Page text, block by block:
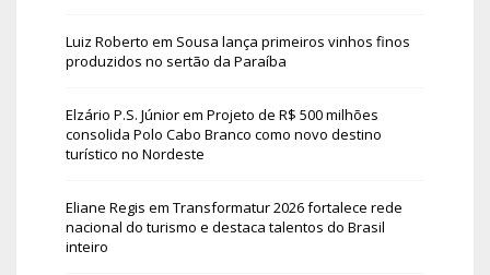
Luiz Roberto em Sousa lança primeiros vinhos finos
produzidos no sertão da Paraíba
Elzário P.S. Júniorem Projeto de R$ 500 milhões
consolida Polo Cabo Branco como novo destino
turístico no Nordeste
Eliane Regis em Transformatur 2026 fortalece rede
nacional do turismo e destaca talentos do Brasil
inteiro